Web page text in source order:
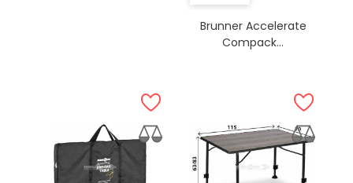
Brunner Accelerate
Compack...